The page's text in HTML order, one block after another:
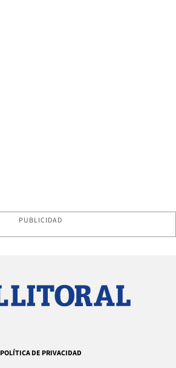
PUBLICIDAD
POLÍTICA DE PRIVACIDAD